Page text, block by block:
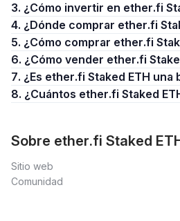
3. ¿Cómo invertir en ether.fi
4. ¿Dónde comprar ether.fi
5. ¿Cómo comprar ether.fi
6. ¿Cómo vender ether.fi
7. ¿Es ether.fi Staked ETH
8. ¿Cuántos ether.fi Staked
Sobre ether.fi Staked
Sitio web
Comunidad